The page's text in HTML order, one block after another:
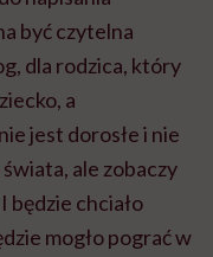
być czytelna
dla rodzica, który
a
jest dorosłei nie
ale zobaczy
I będzie chciało
mogło pograć w